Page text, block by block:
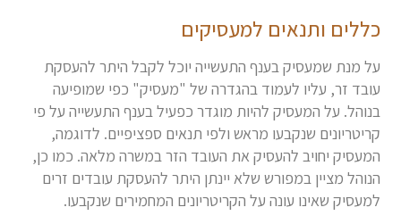
כללים ותנאים למעסיקים
על מנת שמעסיק בענף התעשייה יוכל לקבל היתר להעסקת
עובד זר, עליו לעמוד בהגדרה של "מעסיק" כפי שמופיעה
בנוהל. על המעסיק להיות מוגדר כפעיל בענף התעשייה על פי
קריטריונים שנקבעו מראש ולפי תנאים ספציפיים. לדוגמה,
המעסיק יחויב להעסיק את העובד הזר במשרה מלאה. כמו כן,
הנוהל מציין במפורש שלא יינתן היתר להעסקת עובדים זרים
למעסיק שאינו עונה על הקריטריונים המחמירים שנקבעו.